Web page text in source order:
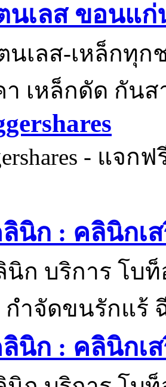
นเลส ขอนแก่
นเลส-เหล็กทุ
า เหล็กดัด กัน
- แจก
นิก : คลินิกเ
ก บริการ โบ
ำจัดขนรักแร้
นิก : คลินิกเ